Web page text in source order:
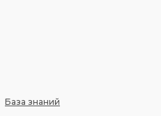
База знаний